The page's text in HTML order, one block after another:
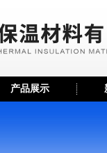
产品展示